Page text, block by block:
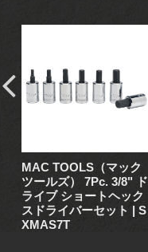
MAC TOOLS（マック
ツールズ） 7Pc. 3/8" ド
ライブ ショートヘック
スドライバーセット | S
XMAS7T